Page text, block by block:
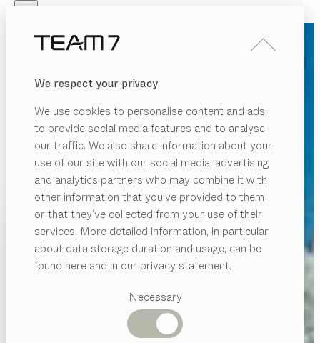
We respect your privacy
We use cookies to personalise content and ads,
to provide social media features and to analyse
our traffic. We also share information about your
use of our site with our social media, advertising
and analytics partners who may combine it with
other information that you’ve provided to them
or that they’ve collected from your use of their
services. More detailed information, in particular
about data storage duration and usage, can be
found here and in our privacy statement.
Necessary
PRODUKTE
INSPIRATION
HÄNDLER
Vorgeschlagene
Kategorien
PRODUKTE
INSPIRATION
ÜBER UNS